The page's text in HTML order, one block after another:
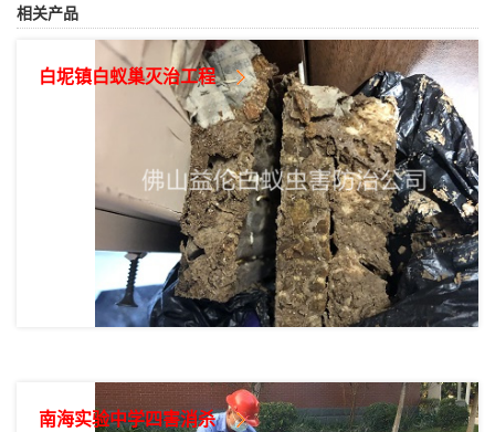
相关产品
白坭镇白蚁巢灭治工程
南海实验中学四害消杀